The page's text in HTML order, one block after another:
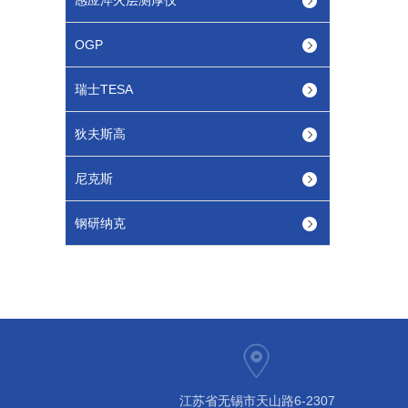
OGP
瑞士TESA
狄夫斯高
尼克斯
钢研纳克
江苏省无锡市天山路6-2307